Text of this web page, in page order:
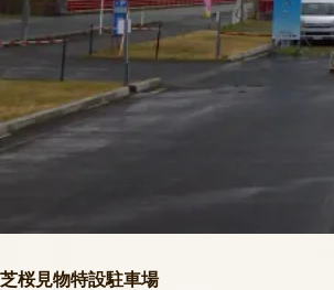
芝桜見物特設駐車場